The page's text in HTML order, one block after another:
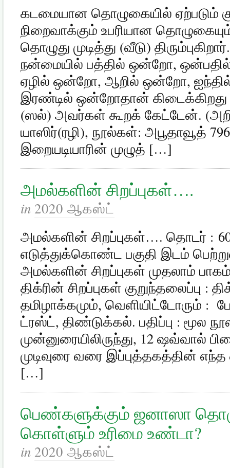
கடமையான தொழுகையில் ஏற்படும்
நிறைவாக்கும் உபரியான
தொழுது முடித்து (வீடு)
நன்மையில் பத்தில் ஒன்றோ,
ஏழில் ஒன்றோ, ஆறில் ஒன்றோ,
இரண்டில் ஒன்றோதான்
(ஸல்) அவர்கள் கூறக் கேட்டேன்.
யாஸிர்(ரழி), நூல்கள்: அபூதாவூத்
இறையடியாரின் முழுத் […]
அமல்களின் சிறப்புகள்….
in 2020 ஆகஸ்ட்
அமல்களின் சிறப்புகள்…. தொடர் :
எடுத்துக்கொண்ட பகுதி இடம்
அமல்களின் சிறப்புகள் முதலாம்
திக்ரின் சிறப்புகள் குறுந்தலைப்பு
தமிழாக்கமும், வெளியிட்டோரும் :
ட்ரஸ்ட், திண்டுக்கல். பதிப்பு : மூல
முன்னுரையிலிருந்து, 12 ­ஷவ்வால்
முடிவுரை வரை இப்புத்தகத்தின்
[…]
பெண்களுக்கும் ஜனாஸா
கொள்ளும் உரிமை உண்டா?
in 2020 ஆகஸ்ட்